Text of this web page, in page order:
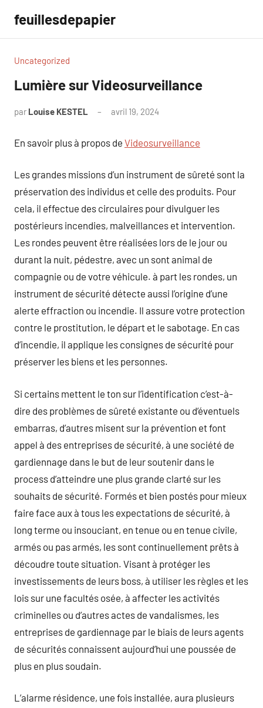
contenu
feuillesdepapier
Uncategorized
Lumière sur Videosurveillance
par Louise KESTEL avril 19, 2024
En savoir plus à propos de Videosurveillance
Les grandes missions d’un instrument de sûreté sont la
préservation des individus et celle des produits. Pour
cela, il effectue des circulaires pour divulguer les
postérieurs incendies, malveillances et intervention.
Les rondes peuvent être réalisées lors de le jour ou
durant la nuit, pédestre, avec un sont animal de
compagnie ou de votre véhicule. à part les rondes, un
instrument de sécurité détecte aussi l’origine d’une
alerte effraction ou incendie. Il assure votre protection
contre le prostitution, le départ et le sabotage. En cas
d’incendie, il applique les consignes de sécurité pour
préserver les biens et les personnes.
Si certains mettent le ton sur l’identification c’est-à-
dire des problèmes de sûreté existante ou d’éventuels
embarras, d’autres misent sur la prévention et font
appel à des entreprises de sécurité, à une société de
gardiennage dans le but de leur soutenir dans le
process d’atteindre une plus grande clarté sur les
souhaits de sécurité. Formés et bien postés pour mieux
faire face aux à tous les expectations de sécurité, à
long terme ou insouciant, en tenue ou en tenue civile,
armés ou pas armés, les sont continuellement prêts à
découdre toute situation. Visant à protéger les
investissements de leurs boss, à utiliser les règles et les
lois sur une facultés osée, à affecter les activités
criminelles ou d’autres actes de vandalismes, les
entreprises de gardiennage par le biais de leurs agents
de sécurités connaissent aujourd’hui une poussée de
plus en plus soudain.
L’alarme résidence, une fois installée, aura plusieurs